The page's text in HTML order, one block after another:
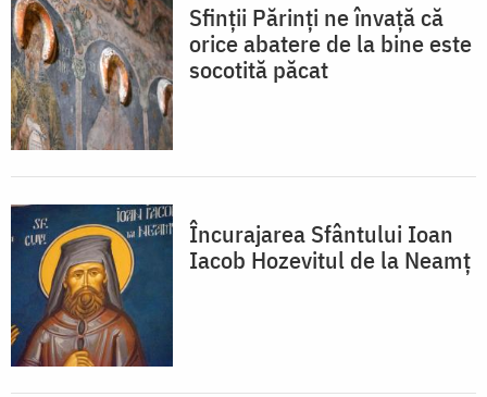
Sfinții Părinți ne învață că
orice abatere de la bine este
socotită păcat
Încurajarea Sfântului Ioan
Iacob Hozevitul de la Neamț